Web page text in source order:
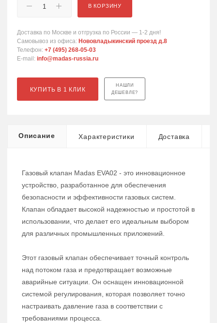
В КОРЗИНУ
Доставка по Москве и отгрузка по России — 1-2 дня!
Самовывоз из офиса: Нововладыкинский проезд д.8
Телефон: +7 (495) 268-05-03
E-mail: info@madas-russia.ru
КУПИТЬ В 1 КЛИК
НАШЛИ
ДЕШЕВЛЕ?
Описание Характеристики Доставка
Газовый клапан Madas EVA02 - это инновационное
устройство, разработанное для обеспечения
безопасности и эффективности газовых систем.
Клапан обладает высокой надежностью и простотой в
использовании, что делает его идеальным выбором
для различных промышленных приложений.
Этот газовый клапан обеспечивает точный контроль
над потоком газа и предотвращает возможные
аварийные ситуации. Он оснащен инновационной
системой регулирования, которая позволяет точно
настраивать давление газа в соответствии с
требованиями процесса.